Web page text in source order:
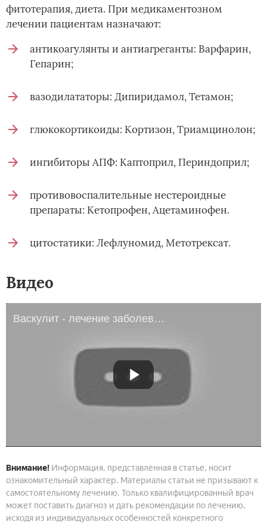
фитотерапия, диета. При медикаментозном
лечении пациентам назначают:
антикоагулянты и антиагреганты: Варфарин,
Гепарин;
вазодилататоры: Дипиридамол, Тетамон;
глюкокортикоиды: Кортизон, Триамцинолон;
ингибиторы АПФ: Каптоприл, Периндоприл;
противовоспалительные нестероидные
препараты: Кетопрофен, Ацетаминофен.
цитостатики: Лефлуномид, Метотрексат.
Видео
Васкулит - лечение заболевания сосудов
Внимание! Информация, представленная в статье, носит
ознакомительный характер. Материалы статьи не призывают к
самостоятельному лечению. Только квалифицированный врач
может поставить диагноз и дать рекомендации по лечению,
исходя из индивидуальных особенностей конкретного